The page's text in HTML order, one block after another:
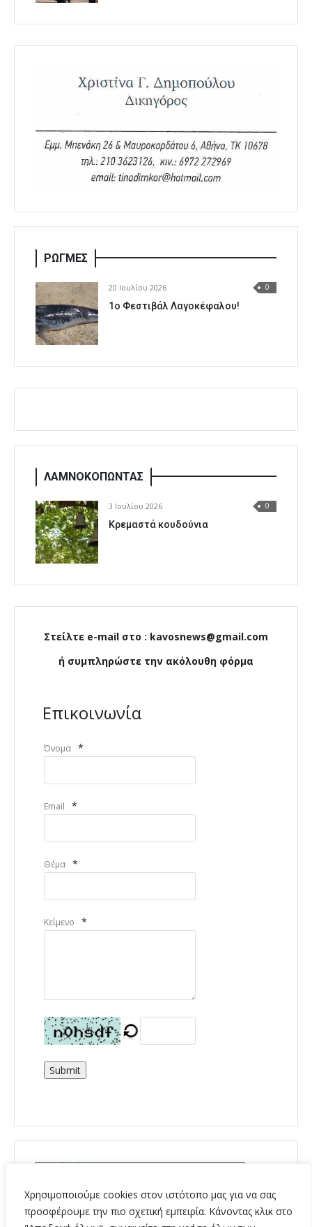
Χρησιμοποιούμε cookies στον ιστότοπο μας για να σας
προσφέρουμε την πιο σχετική εμπειρία. Κάνοντας κλικ στο
ΡΩΓΜΕΣ
20 Ιουλίου 2026 0
1o Φεστιβάλ Λαγοκέφαλου!
ΛΑΜΝΟΚΟΠΩΝΤΑΣ
3 Ιουλίου 2026 0
Κρεμαστά κουδούνια
Στείλτε e-mail στο : kavosnews@gmail.com
ή συμπληρώστε την ακόλουθη φόρμα
Επικοινωνία
Όνομα *
Email *
Θέμα *
Κείμενο *
Submit